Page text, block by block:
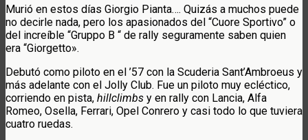
Murió en estos días Giorgio Pianta…. Quizás a muchos puede
no decirle nada, pero los apasionados del “Cuore Sportivo” o
del increíble “Gruppo B “ de rally seguramente saben quien
era “Giorgetto».
Debutó como piloto en el ’57 con la Scuderia Sant’Ambroeus y
más adelante con el Jolly Club. Fue un piloto muy ecléctico,
corriendo en pista, hillclimbs y en rally con Lancia, Alfa
Romeo, Osella, Ferrari, Opel Conrero y casi todo lo que tuviera
cuatro ruedas.